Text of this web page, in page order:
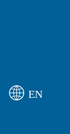
EN